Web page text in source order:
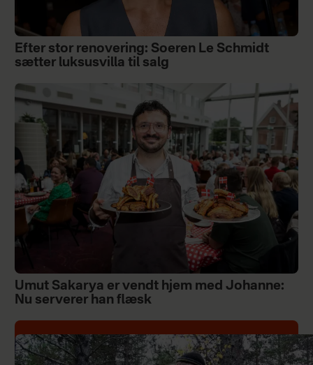
Efter stor renovering: Soeren Le Schmidt
sætter luksusvilla til salg
Umut Sakarya er vendt hjem med Johanne:
Nu serverer han flæsk